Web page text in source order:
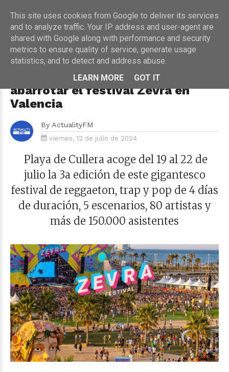
HOME›CONCIERTOS
Maluma, Manuel Turizo y Myke
Towers, un trío de ídolos para
abarrotar el festival Zevra en
Valencia
By ActualityFM
viernes, 12 de julio de 2024
Playa de Cullera acoge del 19 al 22 de
julio la 3a edición de este gigantesco
festival de reggaeton, trap y pop de 4 días
de duración, 5 escenarios, 80 artistas y
más de 150.000 asistentes
This site uses cookies from Google to deliver its services
and to analyze traffic. Your IP address and user-agent are
shared with Google along with performance and security
metrics to ensure quality of service, generate usage
statistics, and to detect and address abuse.
LEARN MORE
GOT IT